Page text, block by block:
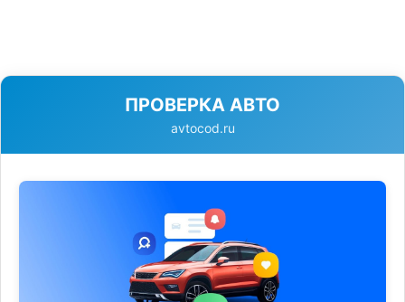
ПРОВЕРКА АВТО
avtocod.ru